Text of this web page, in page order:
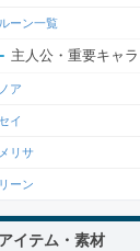
ルーン一覧
主人公・重要キャラ
ノア
イ
メリサ
リーン
アイテム・素材